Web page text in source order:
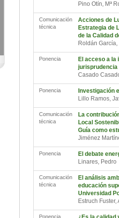
Pino Otín, Mª
Comunicación
técnica
Acciones de
Estrategia de
de la Calidad
Roldán
Ponencia
El acceso a la
jurisprudencia
Casado
Ponencia
Investigación
Lillo Ramos,
Comunicación
técnica
La
Local
Guía como
Jiménez
Ponencia
El debate
Linares, Pedro
Comunicación
técnica
El análisis
educación
Universidad
Estruch
Ponencia